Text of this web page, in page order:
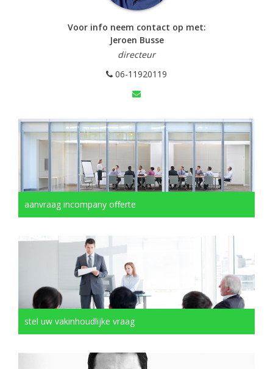
Voor info neem contact op met:
Jeroen Busse
directeur
06-11920119
aanvraag incompany offerte
stel uw vakinhoudlijke vraag